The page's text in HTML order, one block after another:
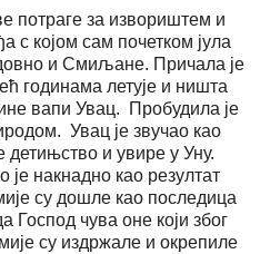
потраге за извориштем и
с којом сам почетком јула
и Смиљане. Причала је
годинама летује и ништа
вапи Увац. Пробудила је
Увац је звучао као
и увире у Уну.
накнадно као резултат
су дошле као последица
Господ чува оне који због
су издржале и окрепиле